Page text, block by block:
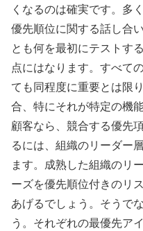
くなるのは確実です。多
優先順位に関する話し合
とも何を最初にテストす
点にはなります。すべて
ても同程度に重要とは限
合、特にそれが特定の機
顧客なら、競合する優先
るには、組織のリーダー
ます。成熟した組織のリ
ーズを優先順位付きのリ
あげるでしょう。そうで
う。それぞれの最優先ア